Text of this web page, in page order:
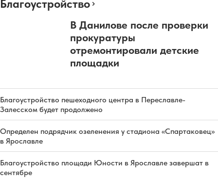
Благоустройство
В Данилове после проверки
прокуратуры
отремонтировали детские
площадки
Благоустройство пешеходного центра в Переславле-
Залесском будет продолжено
Определен подрядчик озеленения у стадиона «Спартаковец»
в Ярославле
Благоустройство площади Юности в Ярославле завершат в
сентябре